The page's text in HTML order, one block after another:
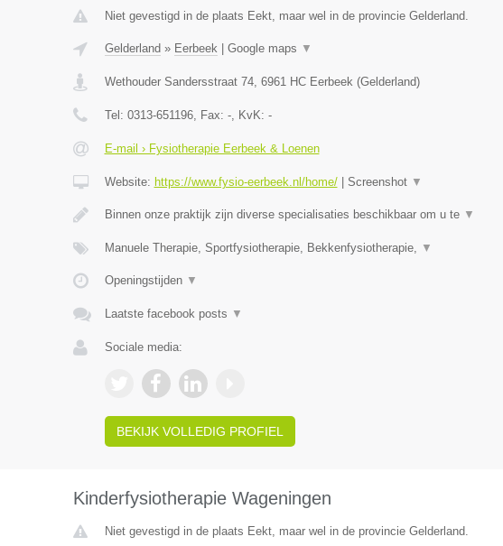
Niet gevestigd in de plaats Eekt, maar wel in de provincie Gelderland.
Gelderland » Eerbeek| Google maps ▼
Wethouder Sandersstraat 74, 6961 HC Eerbeek(Gelderland)
Tel: 0313-651196, Fax: -, KvK: -
E-mail › Fysiotherapie Eerbeek & Loenen
Website: https://www.fysio-eerbeek.nl/home/| Screenshot ▼
Binnen onze praktijk zijn diverse specialisaties beschikbaar om u te ▼
Manuele Therapie, Sportfysiotherapie, Bekkenfysiotherapie, ▼
Openingstijden ▼
Laatste facebook posts ▼
Sociale media:
BEKIJK VOLLEDIG PROFIEL
Kinderfysiotherapie Wageningen
Niet gevestigd in de plaats Eekt, maar wel in de provincie Gelderland.